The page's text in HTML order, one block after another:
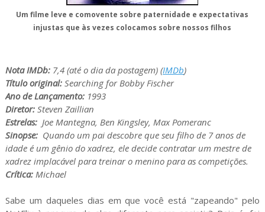
Um filme leve e comovente sobre paternidade e expectativas
injustas que às vezes colocamos sobre nossos filhos
Nota IMDb:7,4 (até o dia da postagem) (IMDb)
Título original:Searching for Bobby Fischer
Ano de Lançamento:1993
Diretor:Steven Zaillian
Estrelas: Joe Mantegna, Ben Kingsley, Max Pomeranc
Sinopse: Quando um pai descobre que seu filho de 7 anos de
idade é um gênio do xadrez, ele decide contratar um mestre de
xadrez implacável para treinar o menino para as competições.
Crítica:Michael
Sabe um daqueles dias em que você está "zapeando" pelo